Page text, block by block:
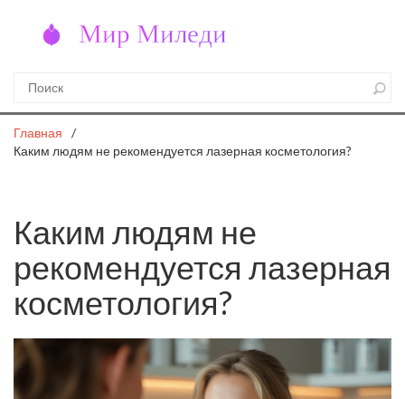
Главная
Каким людям не рекомендуется лазерная косметология?
Каким людям не
рекомендуется лазерная
косметология?